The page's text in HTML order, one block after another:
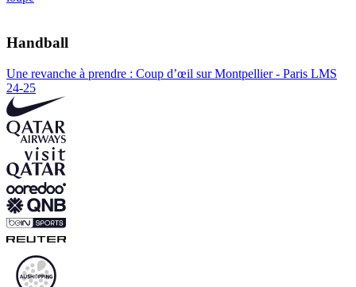
Handball
Une revanche à prendre : Coup d’œil sur Montpellier - Paris LMS
24-25